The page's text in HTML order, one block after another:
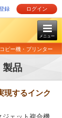
録 ログイン
メニュー
ピー機・プリンター
製品
現するインク